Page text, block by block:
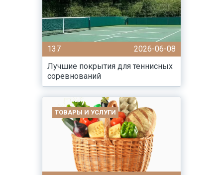
137
2026-06-08
Лучшие покрытия для теннисных
соревнований
ТОВАРЫ И УСЛУГИ